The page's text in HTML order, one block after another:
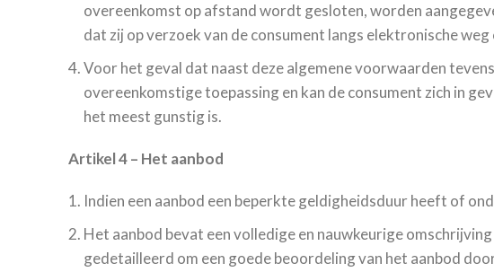
overeenkomst op afstand wordt gesloten, worden
dat zij op verzoek van de consument langs elektronische
Voor het geval dat naast deze algemene voorwaarden
overeenkomstige toepassing en kan de consument zich in
het meest gunstig is.
Artikel 4 – Het aanbod
Indien een aanbod een beperkte geldigheidsduur heeft of
Het aanbod bevat een volledige en nauwkeurige
gedetailleerd om een goede beoordeling van het aanbod